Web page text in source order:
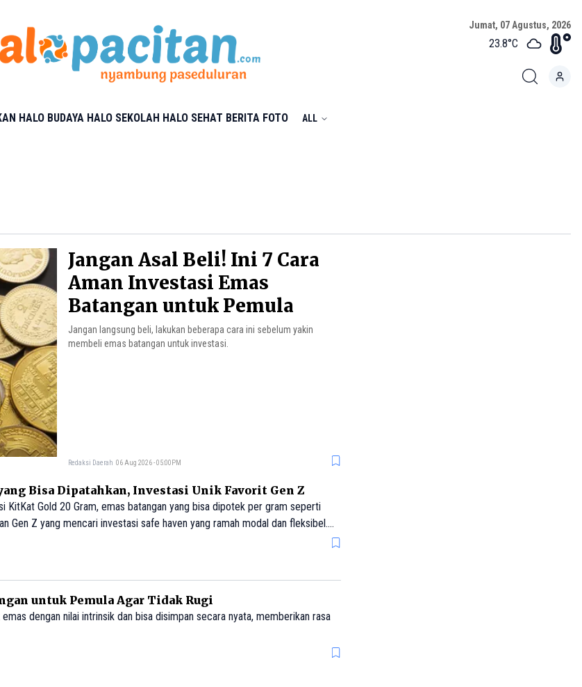
Jumat, 07 Agustus, 2026
23.8°C
HALO BUDAYA HALO SEKOLAH HALO SEHAT BERITA FOTO ALL
Jangan Asal Beli! Ini 7 Cara
Aman Investasi Emas
Batangan untuk Pemula
Jangan langsung beli, lakukan beberapa cara ini sebelum yakin
membeli emas batangan untuk investasi.
Redaksi Daerah 06 Aug 2026 - 05:00PM
Bisa Dipatahkan, Investasi Unik Favorit Gen Z
KitKat Gold 20 Gram, emas batangan yang bisa dipotek per gram seperti
Gen Z yang mencari investasi safe haven yang ramah modal dan fleksibel.
hingga Rp80.000), kemudahan menjual sebagian saat darurat, dan fitur
untuk Pemula Agar Tidak Rugi
dengan nilai intrinsik dan bisa disimpan secara nyata, memberikan rasa